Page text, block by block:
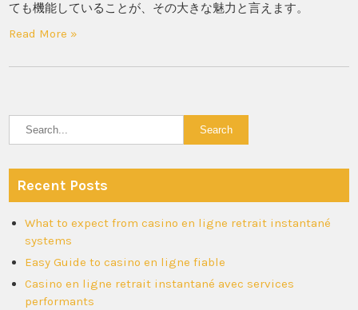
ても機能していることが、その大きな魅力と言えます。
Read More »
Recent Posts
What to expect from casino en ligne retrait instantané
systems
Easy Guide to casino en ligne fiable
Casino en ligne retrait instantané avec services
performants